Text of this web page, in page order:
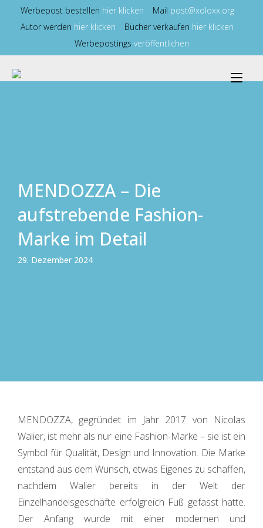
Inhalt
Werbepost bestellen hier klicken Mail post@xoloxx.org
Autor werden hier klicken Bücher verkaufen hier klicken
Werbepostings veröffentlichen
MENDOZZA – Die
aufstrebende Fashion-
Marke im Detail
29. Dezember 2024
MENDOZZA, gegründet im Jahr 2017 von Nicolas
Walier, ist mehr als nur eine Fashion-Marke – sie ist ein
Symbol für Qualität, Design und Innovation. Die Marke
entstand aus dem Wunsch, etwas Eigenes zu schaffen,
nachdem Walier bereits in der Welt der
Einzelhandelsgeschäfte erfolgreich Fuß gefasst hatte.
Der Anfang wurde mit einer modernen und